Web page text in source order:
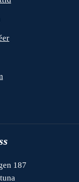
187